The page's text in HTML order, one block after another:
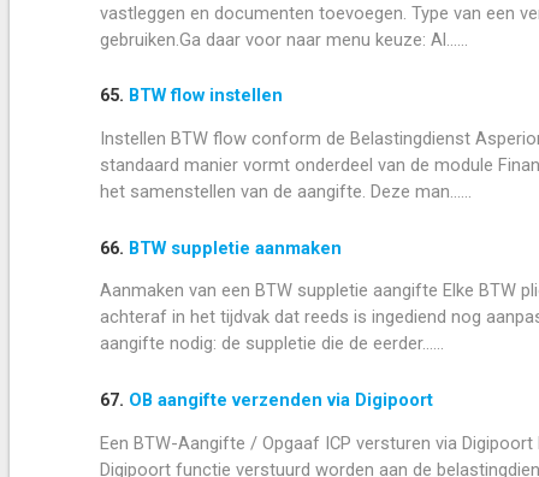
vastleggen en documenten toevoegen. Type van een
gebruiken.Ga daar voor naar menu keuze: Al......
65. BTW flow instellen
Instellen BTW flow conform de Belastingdienst
standaard manier vormt onderdeel van de module
het samenstellen van de aangifte. Deze man......
66. BTW suppletie aanmaken
Aanmaken van een BTW suppletie aangifte Elke BTW
achteraf in het tijdvak dat reeds is ingediend nog
aangifte nodig: de suppletie die de eerder......
67. OB aangifte verzenden via Digipoort
Een BTW-Aangifte / Opgaaf ICP versturen via
Digipoort functie verstuurd worden aan de